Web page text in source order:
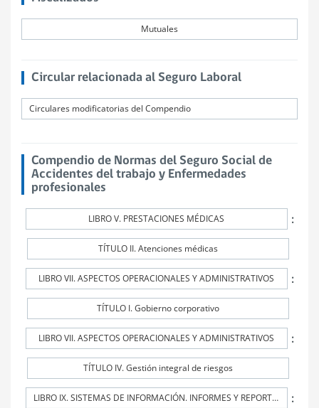
Mutuales
Circular relacionada al Seguro Laboral
Circulares modificatorias del Compendio
Compendio de Normas del Seguro Social de
Accidentes del trabajo y Enfermedades
profesionales
LIBRO V. PRESTACIONES MÉDICAS :
TÍTULO II. Atenciones médicas
LIBRO VII. ASPECTOS OPERACIONALES Y ADMINISTRATIVOS :
TÍTULO I. Gobierno corporativo
LIBRO VII. ASPECTOS OPERACIONALES Y ADMINISTRATIVOS :
TÍTULO IV. Gestión integral de riesgos
LIBRO IX. SISTEMAS DE INFORMACIÓN. INFORMES Y REPORTES :